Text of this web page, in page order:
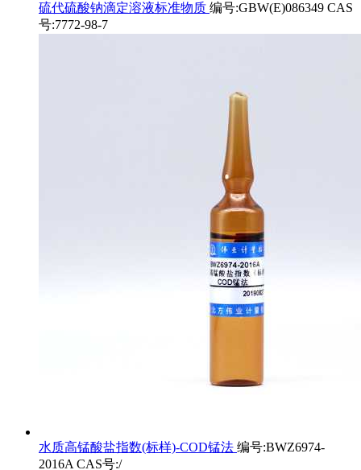
硫代硫酸钠滴定溶液标准物质 编号:GBW(E)086349 CAS
号:7772-98-7
水质高锰酸盐指数(标样)-COD锰法 编号:BWZ6974-
2016A CAS号:/